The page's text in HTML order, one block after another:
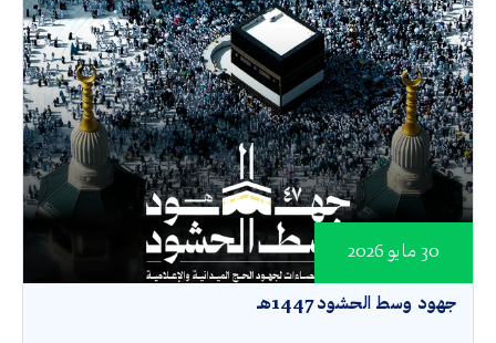
جهود وسط الحشود 1447هـ
30 مايو 2026